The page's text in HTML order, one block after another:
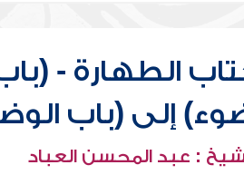
الطهارة -
إلى (باب الوضوء
: عبد المحسن العباد